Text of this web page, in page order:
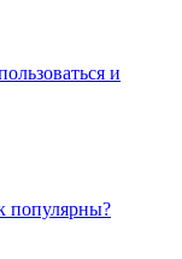
и
популярны?